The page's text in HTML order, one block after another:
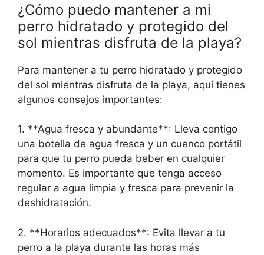
¿Cómo puedo mantener a mi
perro hidratado y protegido del
sol mientras disfruta de la playa?
Para mantener a tu perro hidratado y protegido
del sol mientras disfruta de la playa, aquí tienes
algunos consejos importantes:
1. **Agua fresca y abundante**: Lleva contigo
una botella de agua fresca y un cuenco portátil
para que tu perro pueda beber en cualquier
momento. Es importante que tenga acceso
regular a agua limpia y fresca para prevenir la
deshidratación.
2. **Horarios adecuados**: Evita llevar a tu
perro a la playa durante las horas más